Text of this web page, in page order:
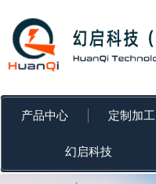
容
产品中心 定制加工
幻启科技